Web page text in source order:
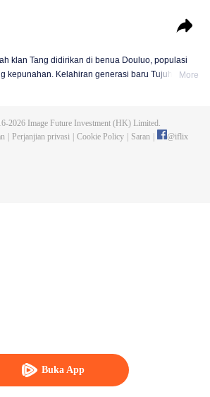
Buka App
klan Tang didirikan di benua Douluo, populasi
kepunahan. Kelahiran generasi baru Tujuh
More
2026Image Future Investment (HK) Limited.
Perjanjian privasi Cookie Policy Saran @iflix